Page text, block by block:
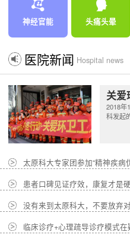
神经官能 头痛头晕
医院新闻 Hospital news
关爱
2018年
科发起
太原科大专家团参加“精神疾病
患者口碑见证疗效，康复才是
没有来到太原科大，不要放弃
临床诊疗+心理疏导诊疗模式